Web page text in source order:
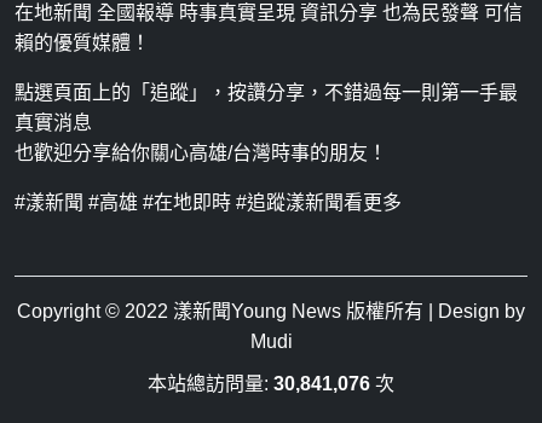
在地新聞 全國報導 時事真實呈現 資訊分享 也為民發聲 可信
賴的優質媒體！
點選頁面上的「追蹤」，按讚分享，不錯過每一則第一手最
真實消息
也歡迎分享給你關心高雄/台灣時事的朋友！
#漾新聞 #高雄 #在地即時 #追蹤漾新聞看更多
Copyright © 2022 漾新聞Young News 版權所有 | Design by
Mudi
本站總訪問量: 30,841,076 次